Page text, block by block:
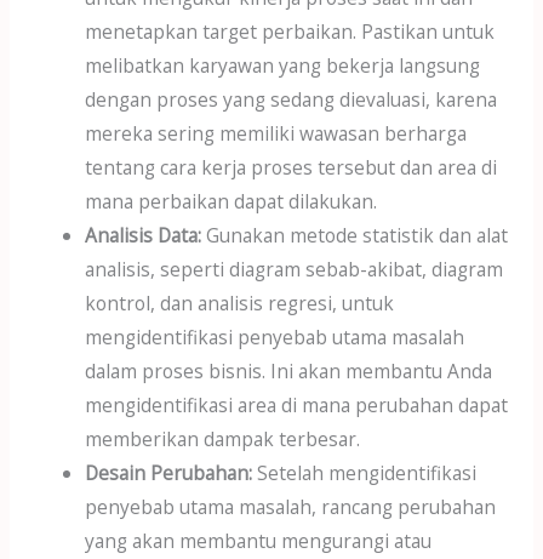
menetapkan target perbaikan. Pastikan untuk
melibatkan karyawan yang bekerja langsung
dengan proses yang sedang dievaluasi, karena
mereka sering memiliki wawasan berharga
tentang cara kerja proses tersebut dan area di
mana perbaikan dapat dilakukan.
Analisis Data:Gunakan metode statistik dan alat
analisis, seperti diagram sebab-akibat, diagram
kontrol, dan analisis regresi, untuk
mengidentifikasi penyebab utama masalah
dalam proses bisnis. Ini akan membantu Anda
mengidentifikasi area di mana perubahan dapat
memberikan dampak terbesar.
Desain Perubahan: Setelah mengidentifikasi
penyebab utama masalah, rancang perubahan
yang akan membantu mengurangi atau